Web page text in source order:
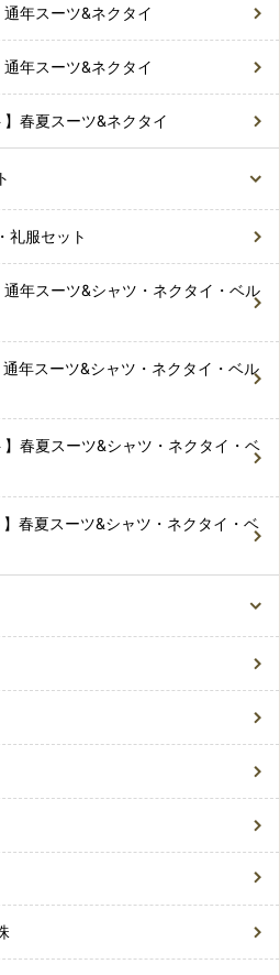
通年スーツ&ネクタイ
通年スーツ&ネクタイ
】春夏スーツ&ネクタイ
礼服セット
通年スーツ&シャツ・ネクタイ・ベル
通年スーツ&シャツ・ネクタイ・ベル
】春夏スーツ&シャツ・ネクタイ・ベ
】春夏スーツ&シャツ・ネクタイ・ベ